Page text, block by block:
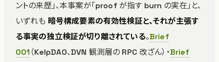
ントの来歴」、本事案が「proof が指す burn の実在」と、
いずれも 暗号構成要素の有効性検証と、それが主張す
る事実の独立検証が切り離されている。Brief
001 （KelpDAO、DVN 観測層の RPC 改ざん）・Brief